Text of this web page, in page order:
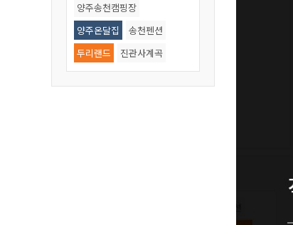
양주송천캠핑장
양주온달집
송천펜션
두리랜드
진관사계곡
우이동계곡
기산저수지